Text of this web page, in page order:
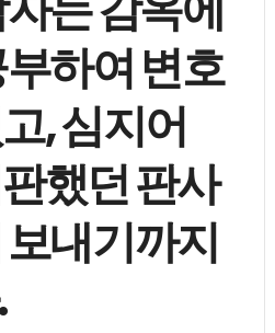
하여 변호
, 심지어
했던 판사
내기까지